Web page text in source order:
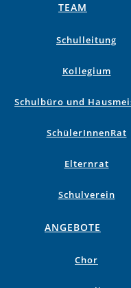
TEAM
Schulleitung
Kollegium
Schulbüro und
SchülerInnenRat
Elternrat
Schulverein
ANGEBOTE
Chor